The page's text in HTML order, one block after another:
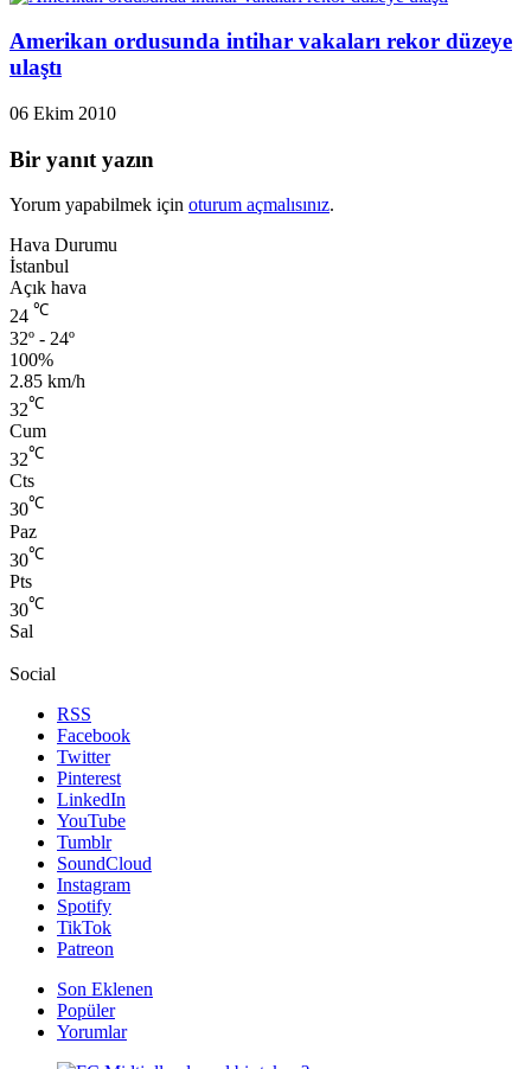
Amerikan ordusunda intihar vakaları rekor düzeye
ulaştı
06 Ekim 2010
Bir yanıt yazın
Yorum yapabilmek için oturum açmalısınız.
Hava Durumu
İstanbul
Açık hava
24 ℃
32º - 24º
100%
2.85 km/h
32℃
Cum
32℃
Cts
30℃
Paz
30℃
Pts
30℃
Sal
Social
RSS
Facebook
Twitter
Pinterest
LinkedIn
YouTube
Tumblr
SoundCloud
Instagram
Spotify
TikTok
Patreon
Son Eklenen
Popüler
Yorumlar